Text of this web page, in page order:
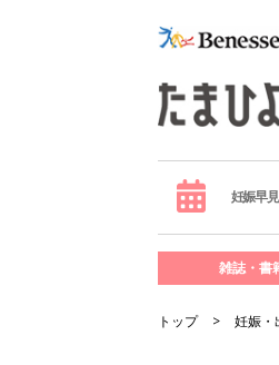
妊娠早
雑誌・書
トップ 妊娠・